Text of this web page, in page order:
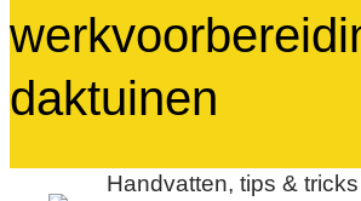
daktuinen
Handvatten, tips &